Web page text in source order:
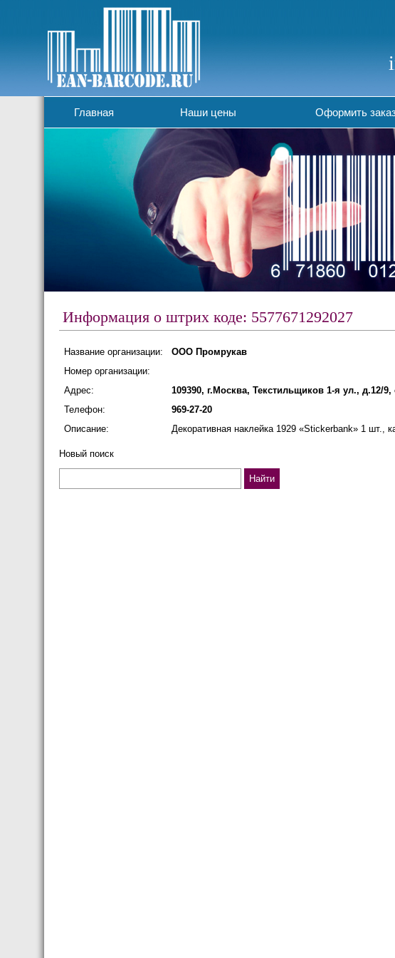
Главная Наши цены Оформить
Информация о штрих коде: 5577671292027
Название организации:
ООО Промрукав
Номер организации:
Адрес:
109390, г.Москва, Текстильщиков 1-я ул., д.12/
Телефон:
969-27-20
Описание:
Декоративная наклейка 1929 «Stickerbank» 1 шт.,
Новый поиск